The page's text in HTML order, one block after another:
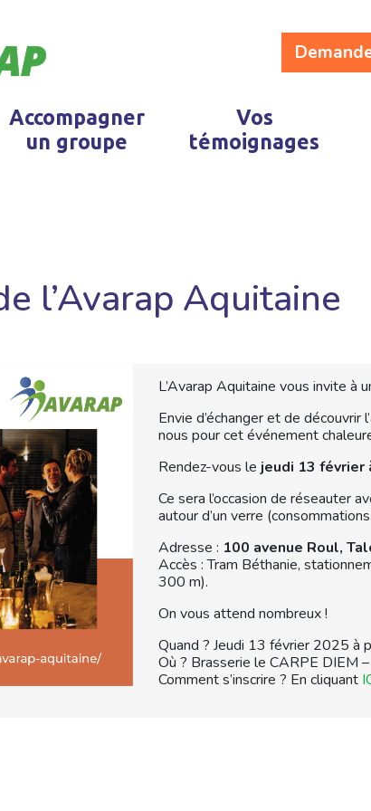
Accompagner
un groupe
Vos
témoignages
l’Avarap Aquitaine
L’Avarap Aquitaine vous invite à
Envie d’échanger et de
nous pour cet événement
Rendez-vous le jeudi 13 février
Ce sera l’occasion de réseauter
autour d’un verre
Adresse : 100 avenue Roul,
Accès : Tram Béthanie,
300 m).
On vous attend nombreux !
Quand ? Jeudi 13 février 2025 à
Où ? Brasserie le CARPE DIEM
Comment s’inscrire ? En cliquant